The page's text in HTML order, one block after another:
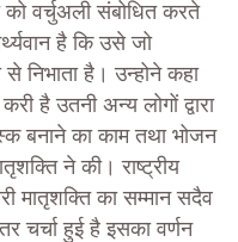
को वर्चुअली संबोधित करते
है कि उसे जो
से निभाता है। उन्होने कहा
है उतनी अन्य लोगों द्वारा
बनाने का काम तथा भोजन
ने की। राष्ट्रीय
मातृशक्ति का सम्मान सदैव
चर्चा हुई है इसका वर्णन